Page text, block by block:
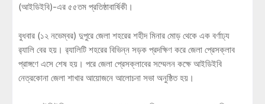
(আইডিইবি)-এর ৫৫তম প্রতিষ্ঠাবার্ষিকী।
বুধবার (১২ নভেম্বর) দুপুরে জেলা শহরের শহীদ মিনার মোড় থেকে এক বর্ণাঢ্য
র‌্যালি বের হয়। র‌্যালিটি শহরের বিভিন্ন সড়ক প্রদক্ষিণ করে জেলা প্রেসক্লাব
প্রাঙ্গণে এসে শেষ হয়। পরে জেলা প্রেসক্লাবের সম্মেলন কক্ষে আইডিইবি
নেত্রকোনা জেলা শাখার আয়োজনে আলোচনা সভা অনুষ্ঠিত হয়।